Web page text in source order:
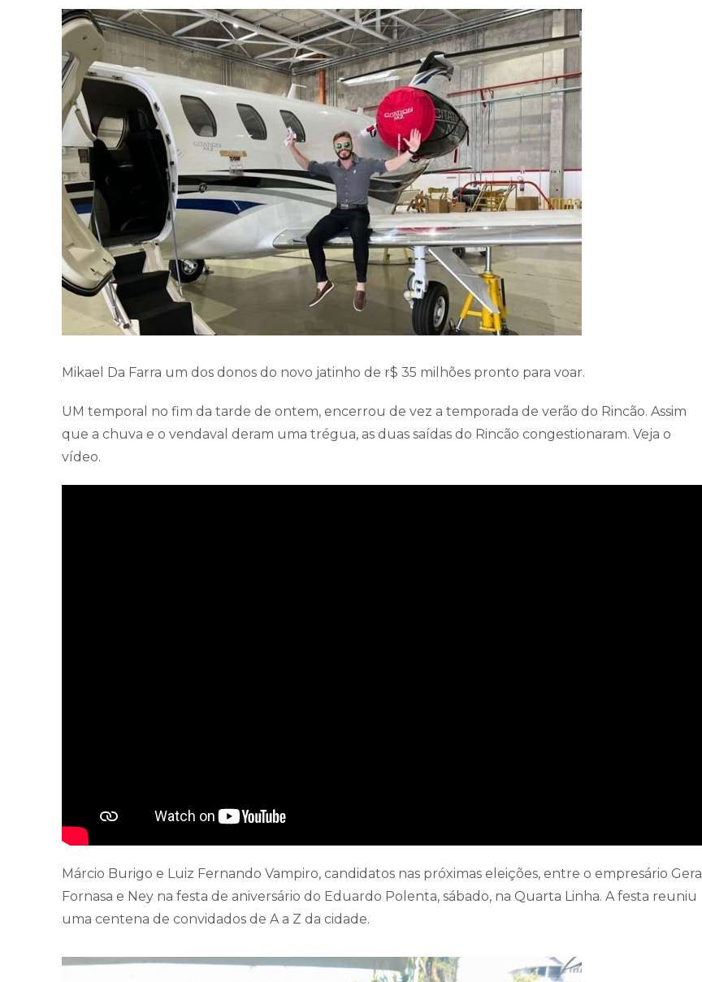
Mikael Da Farra um dos donos do novo jatinho de r$ 35 milhões pronto para voar.
UM temporal no fim da tarde de ontem, encerrou de vez a temporada de verão do Rincão. Assim
que a chuva e o vendaval deram uma trégua, as duas saídas do Rincão congestionaram. Veja o
vídeo.
Márcio Burigo e Luiz Fernando Vampiro, candidatos nas próximas eleições, entre o empresário Gera
Fornasa e Ney na festa de aniversário do Eduardo Polenta, sábado, na Quarta Linha. A festa reuniu
uma centena de convidados de A a Z da cidade.